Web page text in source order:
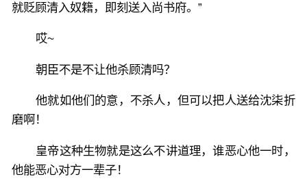
就贬顾清入奴籍，即刻送入尚书府。”
哎~
朝臣不是不让他杀顾清吗？
他就如他们的意，不杀人，但可以把人送给沈柒折
磨啊！
皇帝这种生物就是这么不讲道理，谁恶心他一时，
他能恶心对方一辈子！